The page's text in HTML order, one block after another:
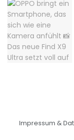
Impressum &